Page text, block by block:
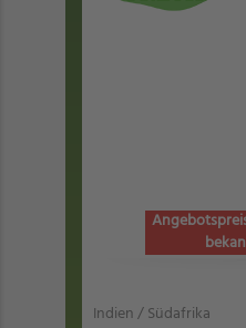
Indien / Südafrika